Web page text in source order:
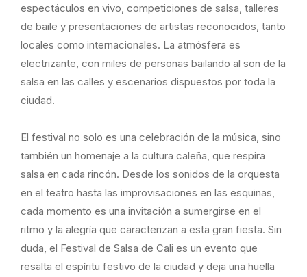
espectáculos en vivo, competiciones de salsa, talleres
de baile y presentaciones de artistas reconocidos, tanto
locales como internacionales. La atmósfera es
electrizante, con miles de personas bailando al son de la
salsa en las calles y escenarios dispuestos por toda la
ciudad.
El festival no solo es una celebración de la música, sino
también un homenaje a la cultura caleña, que respira
salsa en cada rincón. Desde los sonidos de la orquesta
en el teatro hasta las improvisaciones en las esquinas,
cada momento es una invitación a sumergirse en el
ritmo y la alegría que caracterizan a esta gran fiesta. Sin
duda, el Festival de Salsa de Cali es un evento que
resalta el espíritu festivo de la ciudad y deja una huella